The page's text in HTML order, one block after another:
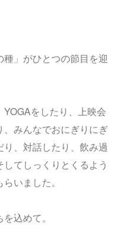
」がひとつの節目を迎
をしたり、上映会
みんなでおにぎりにぎ
、対話したり、飲み過
てしっくりとくるよう
いました。
込めて。